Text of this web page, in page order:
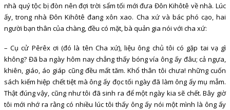
nhà quý tộc bị đòn nên đợi trời sẩm tối mới đưa Đôn Kihôtê về nhà. Lúc
ấy, trong nhà Đôn Kihôtê đang xôn xao. Cha xứ và bác phó cạo, hai
người bạn thân của chàng, đều có mặt, bà quản gia nói với cha xứ:
– Cụ cử Pêrêx ơi (đó là tên Cha xứ), liệu ông chủ tôi có gặp tai vạ gì
không? Đã ba ngày hôm nay chẳng thấy bóng vía ông ấy đâu; cả ngựa,
khiên, giáo, áo giáp cũng đều mất tăm. Khổ thân tôi chưa! những cuốn
sách kiếm hiệp chết tiệt mà ông ấy đọc tối ngày đã làm ông ấy mụ mẫm.
Thật đúng vậy, cũng như tôi đã sinh ra để một ngày kia sẽ chết. Bây giờ
tôi mới nhớ ra rằng có nhiều lúc tôi thấy ông ấy nói một mình là ông ấy